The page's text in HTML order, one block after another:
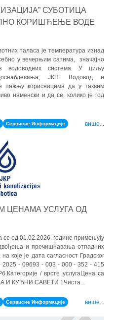
СУБОТИЦА
КОРИШЋЕЊЕ ВОДЕ
таласа је температура изнад
у вечерњим сатима, значајно
водоводних система. У циљу
ЈКП“ Водовод и
пажњу корисницима да у таквим
наменски и да се, колико је год
Сервисне Информације више...
ЦЕНАМА УСЛУГА ОД
од 01.02.2026. године примењују
и пречишћавања отпадних
које је дата сагласност Градског
- 09693 - 003 - 000 - 352 - 415
/ врсте услугаЦена са
И КУЋНИ САВЕТИ 1Чиста...
Сервисне Информације више...